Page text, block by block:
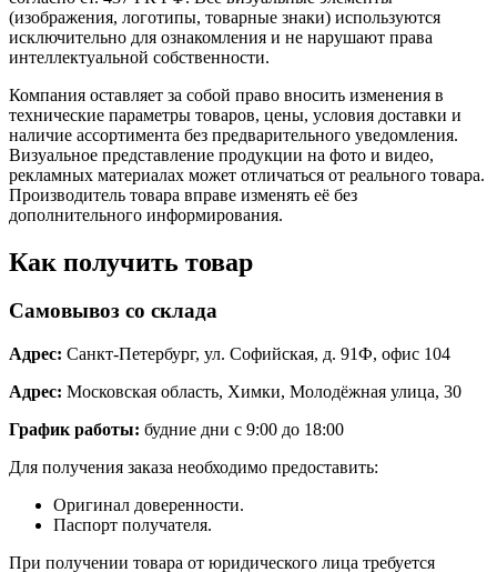
(изображения, логотипы, товарные знаки) используются
исключительно для ознакомления и не нарушают права
интеллектуальной собственности.
Компания оставляет за собой право вносить изменения в
технические параметры товаров, цены, условия доставки и
наличие ассортимента без предварительного уведомления.
Визуальное представление продукции на фото и видео,
рекламных материалах может отличаться от реального товара.
Производитель товара вправе изменять её без
дополнительного информирования.
Как получить товар
Самовывоз со склада
Адрес: Санкт-Петербург, ул. Софийская, д. 91Ф, офис 104
Адрес: Московская область, Химки, Молодёжная улица, 30
График работы: будние дни с 9:00 до 18:00
Для получения заказа необходимо предоставить:
Оригинал доверенности.
Паспорт получателя.
При получении товара от юридического лица требуется